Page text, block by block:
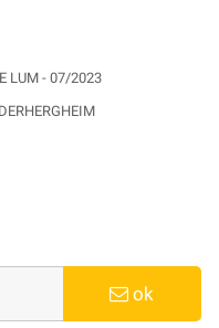
LUM - 07/2023
ok